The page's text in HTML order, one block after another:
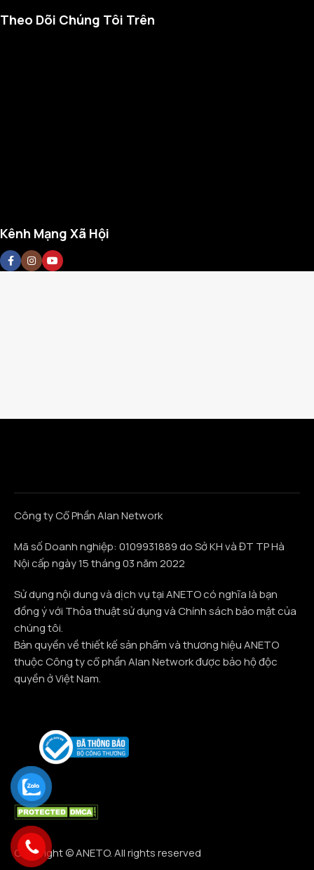
Theo Dõi Chúng Tôi Trên
Kênh Mạng Xã Hội
Công ty Cổ Phần Alan Network
Mã số Doanh nghiệp: 0109931889 do Sở KH và ĐT TP Hà
Nội cấp ngày 15 tháng 03 năm 2022
Sử dụng nội dung và dịch vụ tại ANETO có nghĩa là bạn
đồng ý với Thỏa thuật sử dụng và Chính sách bảo mật của
chúng tôi.
Bản quyền về thiết kế sản phẩm và thương hiệu ANETO
thuộc Công ty cổ phần Alan Network được bảo hộ độc
quyền ở Việt Nam.
Copyright © ANETO. All rights reserved